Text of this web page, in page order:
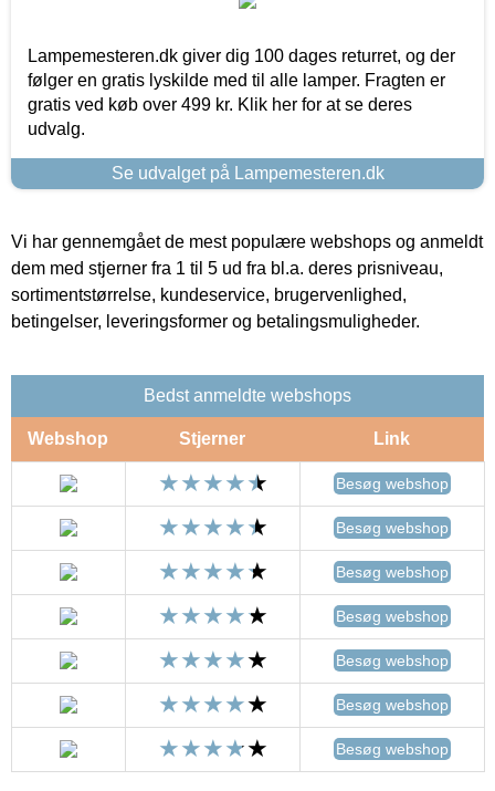
Lampemesteren.dk giver dig 100 dages returret, og der
følger en gratis lyskilde med til alle lamper. Fragten er
gratis ved køb over 499 kr. Klik her for at se deres
udvalg.
Se udvalget på Lampemesteren.dk
Vi har gennemgået de mest populære webshops og anmeldt
dem med stjerner fra 1 til 5 ud fra bl.a. deres prisniveau,
sortimentstørrelse, kundeservice, brugervenlighed,
betingelser, leveringsformer og betalingsmuligheder.
Bedst anmeldte webshops
Webshop Stjerner Link
Besøg webshop
Besøg webshop
Besøg webshop
Besøg webshop
Besøg webshop
Besøg webshop
Besøg webshop